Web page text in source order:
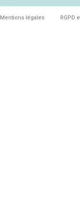
Mentions légales RGPD